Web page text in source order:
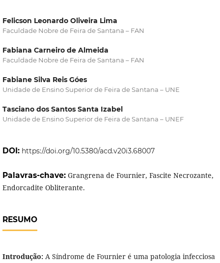
Felicson Leonardo Oliveira Lima
Faculdade Nobre de Feira de Santana – FAN
Fabiana Carneiro de Almeida
Faculdade Nobre de Feira de Santana – FAN
Fabiane Silva Reis Góes
Unidade de Ensino Superior de Feira de Santana – UNE
Tasciano dos Santos Santa Izabel
Unidade de Ensino Superior de Feira de Santana – UNEF
DOI: https://doi.org/10.5380/acd.v20i3.68007
Palavras-chave: Grangrena de Fournier, Fascite Necrozante,
Endorcadite Obliterante.
RESUMO
Introdução: A Síndrome de Fournier é uma patologia infecciosa